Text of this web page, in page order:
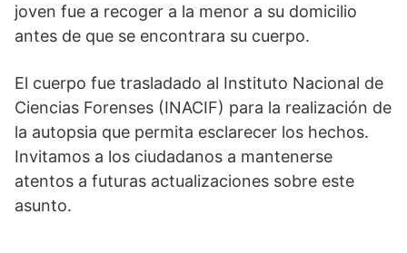
joven fue a recoger a la menor a su domicilio
antes de que se encontrara su cuerpo.
El cuerpo fue trasladado al Instituto Nacional de
Ciencias Forenses (INACIF) para la realización de
la autopsia que permita esclarecer los hechos.
Invitamos a los ciudadanos a mantenerse
atentos a futuras actualizaciones sobre este
asunto.